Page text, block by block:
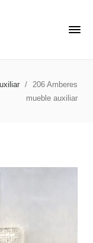
/ 206 Amberes
mueble auxiliar